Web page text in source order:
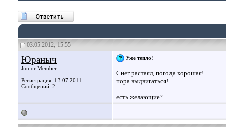
03.05.2012, 15:55
Юраныч
Junior Member
Регистрация: 13.07.2011
Сообщений: 2
Уже тепло!
Снег растаял, погода хорошая!
пора выдвигаться!
есть желающие?